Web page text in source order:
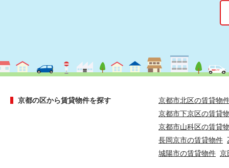
京都の区から賃貸物件を探す
京都市北区の賃貸物
京都市下京区の賃貸
京都市山科区の賃貸
長岡京市の賃貸物件
城陽市の賃貸物件 京